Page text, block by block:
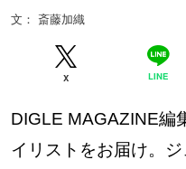
文： 斎藤加織
X LINE
DIGLE MAGAZINE編
イリストをお届け。